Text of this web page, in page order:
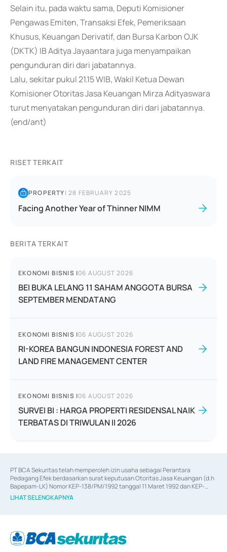
Selain itu, pada waktu sama, Deputi Komisioner
Pengawas Emiten, Transaksi Efek, Pemeriksaan
Khusus, Keuangan Derivatif, dan Bursa Karbon OJK
(DKTK) IB Aditya Jayaantara juga menyampaikan
pengunduran diri dari jabatannya.
Lalu, sekitar pukul 21.15 WIB, Wakil Ketua Dewan
Komisioner Otoritas Jasa Keuangan Mirza Adityaswara
turut menyatakan pengunduran diri dari jabatannya.
(end/ant)
RISET TERKAIT
PROPERTY|28 FEBRUARY 2025
Facing Another Year of Thinner NIMM
BERITA TERKAIT
EKONOMI BISNIS |06 AUGUST 2026
BEI BUKA LELANG 11 SAHAM ANGGOTA BURSA
SEPTEMBER MENDATANG
EKONOMI BISNIS |06 AUGUST 2026
RI-KOREA BANGUN INDONESIA FOREST AND
LAND FIRE MANAGEMENT CENTER
EKONOMI BISNIS |06 AUGUST 2026
SURVEI BI : HARGA PROPERTI RESIDENSAL NAIK
TERBATAS DI TRIWULAN II 2026
PT BCA Sekuritas telah memperoleh izin usaha sebagai Perantara
Pedagang Efek berdasarkan surat keputusan Otoritas Jasa Keuangan (d.h
Bapepam-LK) Nomor KEP-138/PM/1992 tanggal 11 Maret 1992 dan KEP-
06/D.04/2014 tanggal 28 Februari 2014, izin usaha sebagai Penjamin Emisi
Efek berdasarkan surat keputusan Otoritas Jasa Keuangan Nomor KEP-
berdasarkan surat keputusan Otoritas Jasa Keuangan Nomor S-
67/PM.21/2017 tanggal 3 Februari 2017, dan beberapa izin usaha lainnya
LIHAT SELENGKAPNYA